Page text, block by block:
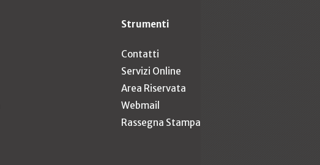
Strumenti
Contatti
Servizi Online
Area Riservata
Webmail
Rassegna Stampa